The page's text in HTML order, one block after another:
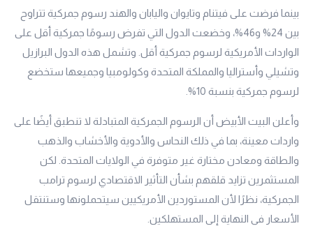
بينما فرضت على فيتنام وتايوان واليابان والهند رسوم جمركية تتراوح
بين 24% و46%، وخضعت الدول التي تفرض رسومًا جمركية أقل على
الواردات الأمريكية لرسوم جمركية أقل. وتشمل هذه الدول البرازيل
وتشيلي وأستراليا والمملكة المتحدة وكولومبيا وجميعها ستخضع
لرسوم جمركية بنسبة 10%.
وأعلن البيت الأبيض أن الرسوم الجمركية المتبادلة لا تنطبق أيضًا على
واردات معينة، بما في ذلك النحاس والأدوية والأخشاب والذهب
والطاقة ومعادن مختارة غير متوفرة في الولايات المتحدة. لكن
المستثمرين تزايد قلقهم بشأن التأثير الاقتصادي لرسوم ترامب
الجمركية، نظرًا لأن المستوردين الأمريكيين سيتحملونها وستنتقل
الأسعار في النهاية إلى المستهلكين.